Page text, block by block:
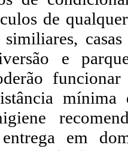
de
e
em